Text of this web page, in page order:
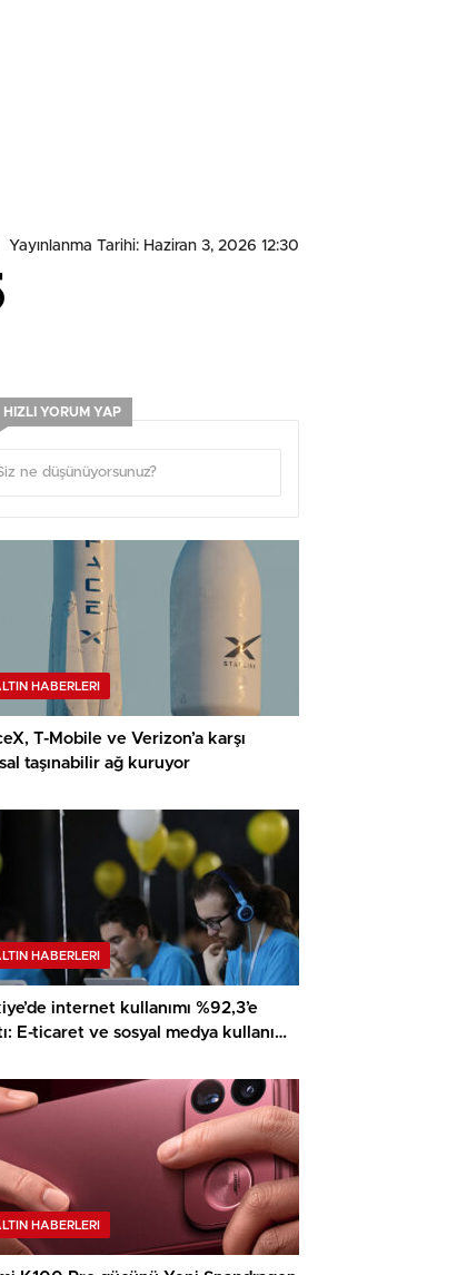
Yayınlanma Tarihi: Haziran 3, 2026 12:30
HIZLI YORUM YAP
HABERLERI
T-Mobile ve Verizon’a karşı
taşınabilir ağ kuruyor
HABERLERI
internet kullanımı %92,3’e
E-ticaret ve sosyal medya kullanımı
HABERLERI